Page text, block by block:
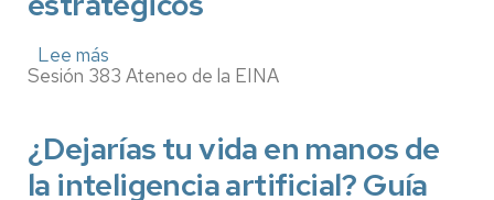
Lee más
Cristales
a
resolver
desafíos
Sesión 383 Ateneo de la EINA
¿Dejarías tu vida en manos de
la inteligencia artificial? Guía